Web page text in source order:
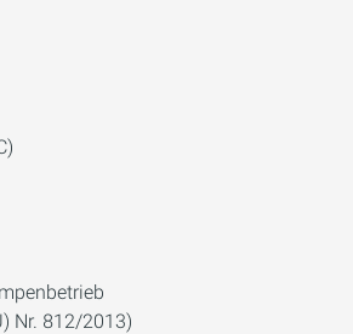
Nr. 812/2013)